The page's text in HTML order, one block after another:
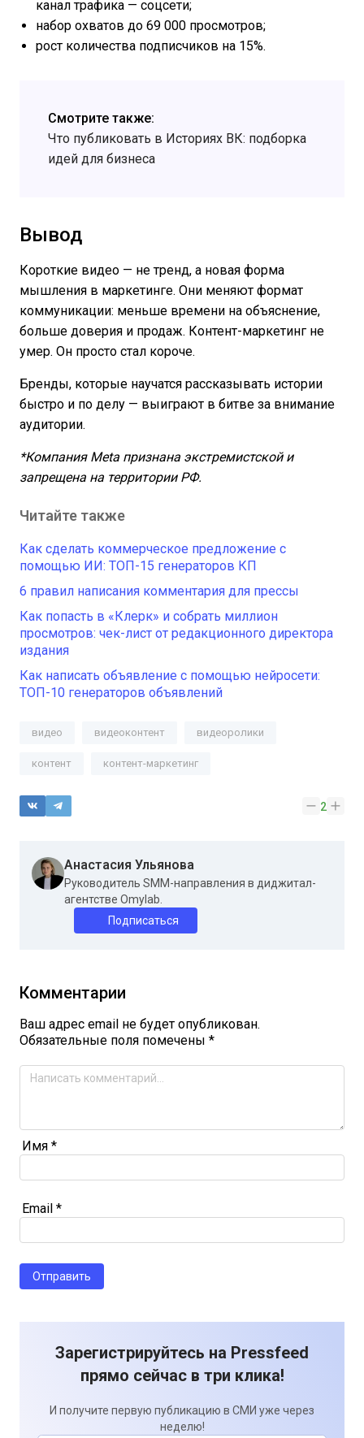
канал трафика — соцсети;
набор охватов до 69 000 просмотров;
рост количества подписчиков на 15%.
Смотрите также:
Что публиковать в Историях ВК: подборка
идей для бизнеса
Вывод
Короткие видео — не тренд, а новая форма
мышления в маркетинге. Они меняют формат
коммуникации: меньше времени на объяснение,
больше доверия и продаж. Контент-маркетинг не
умер. Он просто стал короче.
Бренды, которые научатся рассказывать истории
быстро и по делу — выиграют в битве за внимание
аудитории.
*Компания Meta признана экстремистской и
запрещена на территории РФ.
Читайте также
Как сделать коммерческое предложение с
помощью ИИ: ТОП-15 генераторов КП
6 правил написания комментария для прессы
Как попасть в «Клерк» и собрать миллион
просмотров: чек-лист от редакционного директора
издания
Как написать объявление с помощью нейросети:
ТОП-10 генераторов объявлений
видео видеоконтент видеоролики
контент контент-маркетинг
2
Анастасия Ульянова
Руководитель SMM-направления в диджитал-
агентстве Omylab.
Подписаться
Комментарии
Ваш адрес email не будет опубликован.
Обязательные поля помечены *
Имя *
Email *
Зарегистрируйтесь на Pressfeed
прямо сейчас в три клика!
И получите первую публикацию в СМИ уже через
неделю!